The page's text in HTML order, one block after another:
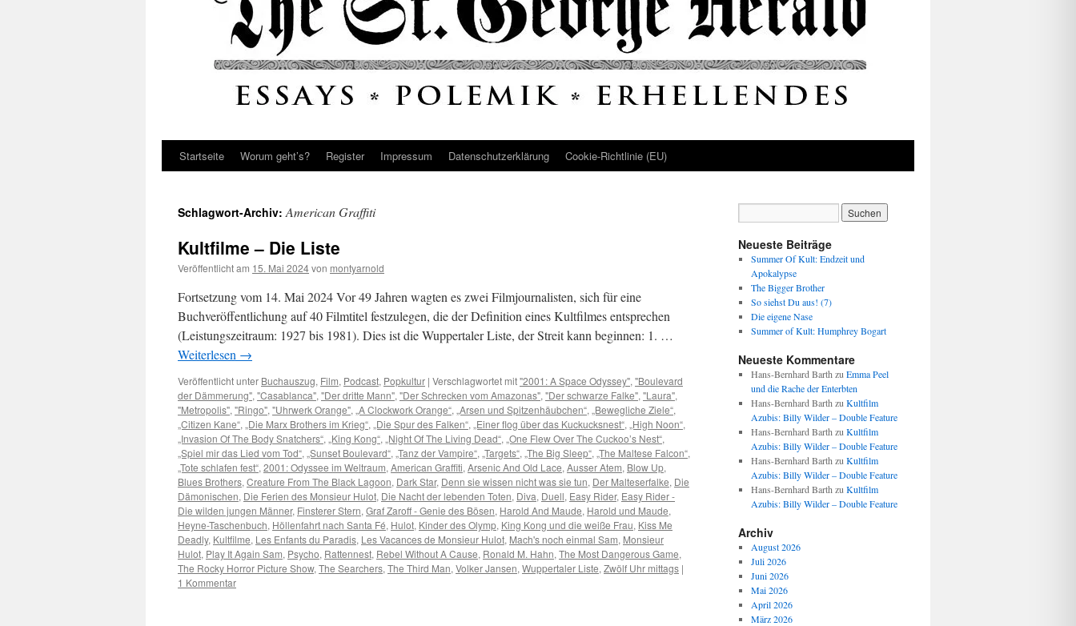
Startseite Worum geht’s? Register Impressum Datenschutz­erklärung Cookie-Richtlinie (EU)
Schlagwort-Archiv:American Graffiti
Kultfilme – Die Liste
Veröffentlicht am 15. Mai 2024von montyarnold
Fortsetzung vom 14. Mai 2024 Vor 49 Jahren wagten es zwei Filmjournalisten, sich für eine
Buchveröffentlichung auf 40 Filmtitel festzulegen, die der Definition eines Kultfilmes entsprechen
(Leistungszeitraum: 1927 bis 1981). Dies ist die Wuppertaler Liste, der Streit kann beginnen: 1. …
Weiterlesen →
Veröffentlicht unter Buchauszug, Film, Podcast, Popkultur | Verschlagwortet mit"2001: A Space Odyssey", "Boulevard
der Dämmerung", "Casablanca", "Der dritte Mann", "Der Schrecken vom Amazonas", "Der schwarze Falke", "Laura",
"Metropolis", "Ringo", "Uhrwerk Orange", „A Clockwork Orange“, „Arsen und Spitzenhäubchen“, „Bewegliche Ziele“,
„Citizen Kane“, „Die Marx Brothers im Krieg“, „Die Spur des Falken“, „Einer flog über das Kuckucksnest“, „High Noon“,
„Invasion Of The Body Snatchers“, „King Kong“, „Night Of The Living Dead“, „One Flew Over The Cuckoo’s Nest“,
„Spiel mir das Lied vom Tod“, „Sunset Boulevard“, „Tanz der Vampire“, „Targets“, „The Big Sleep“, „The Maltese Falcon“,
„Tote schlafen fest“, 2001: Odyssee im Weltraum, American Graffiti, Arsenic And Old Lace, Ausser Atem, Blow Up,
Blues Brothers, Creature From The Black Lagoon, Dark Star, Denn sie wissen nicht was sie tun, Der Malteserfalke, Die
Dämonischen, Die Ferien des Monsieur Hulot, Die Nacht der lebenden Toten, Diva, Duell, Easy Rider, Easy Rider -
Die wilden jungen Männer, Finsterer Stern, Graf Zaroff - Genie des Bösen, Harold And Maude, Harold und Maude,
Heyne-Taschenbuch, Höllenfahrt nach Santa Fé, Hulot, Kinder des Olymp, King Kong und die weiße Frau, Kiss Me
Deadly, Kultfilme, Les Enfants du Paradis, Les Vacances de Monsieur Hulot, Mach's noch einmal Sam, Monsieur
Hulot, Play It Again Sam, Psycho, Rattennest, Rebel Without A Cause, Ronald M. Hahn, The Most Dangerous Game,
The Rocky Horror Picture Show, The Searchers, The Third Man, Volker Jansen, Wuppertaler Liste, Zwölf Uhr mittags |
1 Kommentar
Neueste Beiträge
Summer Of Kult: Endzeit und
Apokalypse
The Bigger Brother
So siehst Du aus! (7)
Die eigene Nase
Summer of Kult: Humphrey Bogart
Neueste Kommentare
Hans-Bernhard Barth zu Emma Peel
und die Rache der Enterbten
Hans-Bernhard Barth zu Kultfilm
Azubis: Billy Wilder – Double Feature
Hans-Bernhard Barth zu Kultfilm
Azubis: Billy Wilder – Double Feature
Hans-Bernhard Barth zu Kultfilm
Azubis: Billy Wilder – Double Feature
Hans-Bernhard Barth zu Kultfilm
Azubis: Billy Wilder – Double Feature
Archiv
August 2026
Juli 2026
Juni 2026
Mai 2026
April 2026
März 2026